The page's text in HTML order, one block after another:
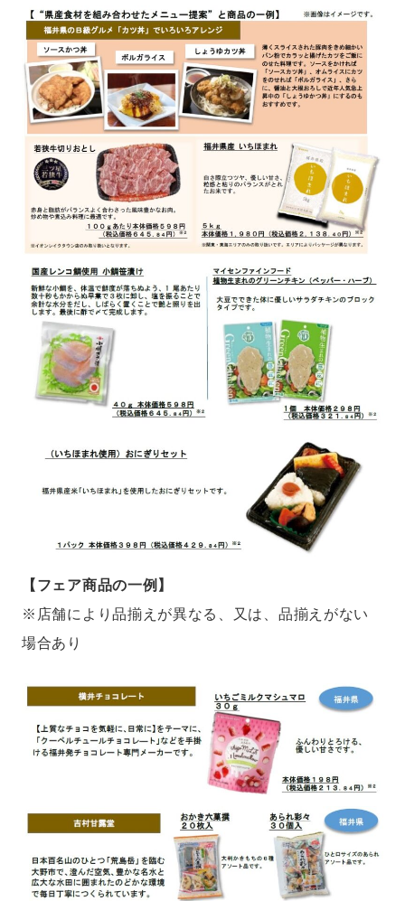
【フェア商品の一例】
※店舗により品揃えが異なる、又は、品揃えがない
場合あり